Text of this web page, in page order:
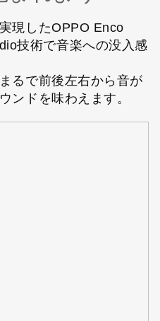
現したOPPO Enco
技術で音楽への没入感
るで前後左右から音が
ンドを味わえます。